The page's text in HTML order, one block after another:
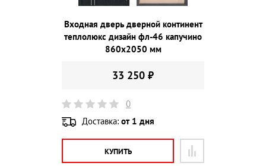
Входная дверь дверной континент
теплолюкс дизайн фл-46 капучино
860х2050 мм
33 250 ₽
0
Доставка: от 1 дня
КУПИТЬ